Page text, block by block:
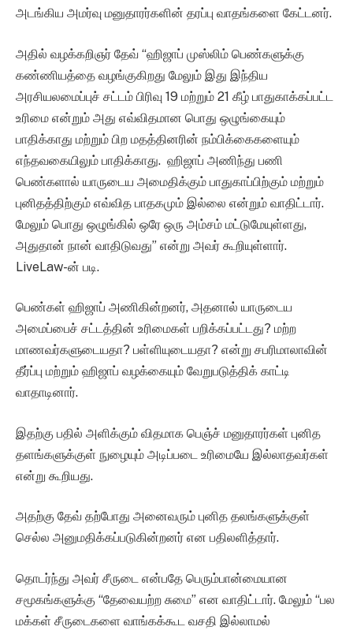
அடங்கிய அமர்வு மனுதாரர்களின் தரப்பு வாதங்களை கேட்டனர்.
அதில் வழக்கறிஞர் தேவ் “ஹிஜாப் முஸ்லிம் பெண்களுக்கு
கண்ணியத்தை வழங்குகிறது மேலும் இது இந்திய
அரசியலமைப்புச் சட்டம் பிரிவு 19 மற்றும் 21 கீழ் பாதுகாக்கப்பட்ட
உரிமை என்றும் அது எவ்விதமான பொது ஒழுங்கையும்
பாதிக்காது மற்றும் பிற மதத்தினரின் நம்பிக்கைகளையும்
எந்தவகையிலும் பாதிக்காது. ஹிஜாப் அணிந்து பணி
பெண்களால் யாருடைய அமைதிக்கும் பாதுகாப்பிற்கும் மற்றும்
புனிதத்திற்கும் எவ்வித பாதகமும் இல்லை என்றும் வாதிட்டார்.
மேலும் பொது ஒழுங்கில் ஒரே ஒரு அம்சம் மட்டுமேயுள்ளது,
அதுதான் நான் வாதிடுவது” என்று அவர் கூறியுள்ளார்.
LiveLaw-ன் படி.
பெண்கள் ஹிஜாப் அணிகின்றனர், அதனால் யாருடைய
அமைப்பைச் சட்டத்தின் உரிமைகள் பறிக்கப்பட்டது? மற்ற
மாணவர்களுடையதா? பள்ளியுடையதா? என்று சபரிமாலாவின்
தீர்ப்பு மற்றும் ஹிஜாப் வழக்கையும் வேறுபடுத்திக் காட்டி
வாதாடினார்.
இதற்கு பதில் அளிக்கும் விதமாக பெஞ்ச் மனுதாரர்கள் புனித
தளங்களுக்குள் நுழையும் அடிப்படை உரிமையே இல்லாதவர்கள்
என்று கூறியது.
அதற்கு தேவ் தற்போது அனைவரும் புனித தலங்களுக்குள்
செல்ல அனுமதிக்கப்படுகின்றனர் என பதிலளித்தார்.
தொடர்ந்து அவர் சீருடை என்பதே பெரும்பான்மையான
சமூகங்களுக்கு “தேவையற்ற சுமை” என வாதிட்டார். மேலும் “பல
மக்கள் சீருடைகளை வாங்கக்கூட வசதி இல்லாமல்